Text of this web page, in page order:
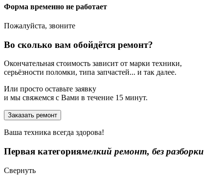
Форма временно не работает
Пожалуйста, звоните
Во сколько вам обойдётся ремонт?
Окончательная стоимость зависит от марки техники,
серьёзности поломки, типа запчастей... и так далее.
Или просто оставьте заявку
и мы свяжемся с Вами в течение 15 минут.
Заказать ремонт
Ваша техника всегда здорова!
Первая категориямелкий ремонт, без разборки
Свернуть